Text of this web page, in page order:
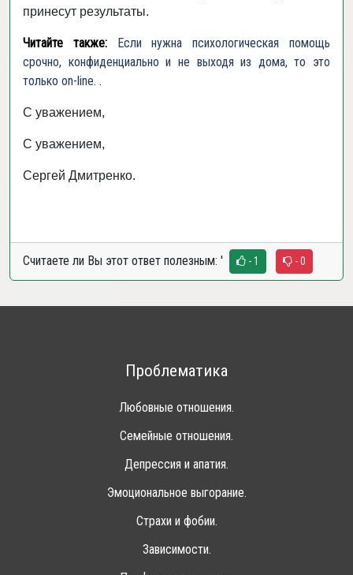
принесут результаты.
Читайте также:
Если нужна психологическая помощь
срочно, конфиденциально и не выходя из дома, то это
только on-line. .
С уважением,
С уважением,
Сергей Дмитренко.
Считаете ли Вы этот ответ полезным: ' - 1 - 0
Проблематика
Любовные отношения.
Семейные отношения.
Депрессия и апатия.
Эмоциональное выгорание.
Страхи и фобии.
Зависимости.